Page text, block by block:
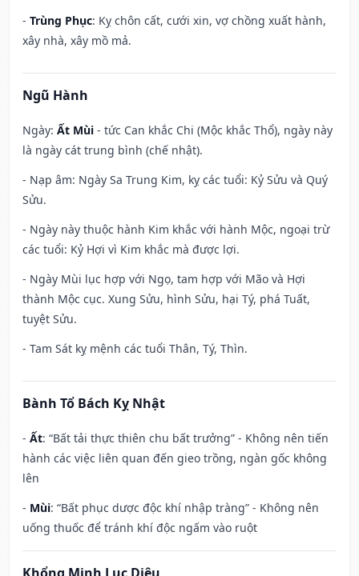
- Trùng Phục: Kỵ chôn cất, cưới xin, vợ chồng xuất hành,
xây nhà, xây mồ mả.
Ngũ Hành
Ngày: Ất Mùi - tức Can khắc Chi (Mộc khắc Thổ), ngày này
là ngày cát trung bình (chế nhật).
- Nạp âm: Ngày Sa Trung Kim, kỵ các tuổi: Kỷ Sửu và Quý
Sửu.
- Ngày này thuộc hành Kim khắc với hành Mộc, ngoại trừ
các tuổi: Kỷ Hợi vì Kim khắc mà được lợi.
- Ngày Mùi lục hợp với Ngọ, tam hợp với Mão và Hợi
thành Mộc cục. Xung Sửu, hình Sửu, hại Tý, phá Tuất,
tuyệt Sửu.
- Tam Sát kỵ mệnh các tuổi Thân, Tý, Thìn.
Bành Tổ Bách Kỵ Nhật
- Ất: “Bất tải thực thiên chu bất trưởng” - Không nên tiến
hành các việc liên quan đến gieo trồng, ngàn gốc không
lên
- Mùi: “Bất phục dược độc khí nhập tràng” - Không nên
uống thuốc để tránh khí độc ngấm vào ruột